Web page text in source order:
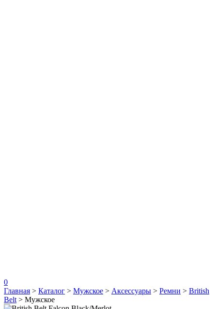
0
Главная > Каталог > Мужское > Аксессуары > Ремни > British
Belt > Мужское